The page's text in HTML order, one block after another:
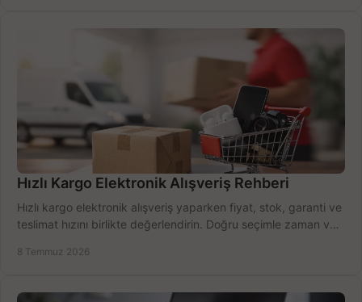
Hızlı Kargo Elektronik Alışveriş Rehberi
Hızlı kargo elektronik alışveriş yaparken fiyat, stok, garanti ve
teslimat hızını birlikte değerlendirin. Doğru seçimle zaman ve
8 Temmuz 2026